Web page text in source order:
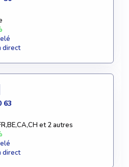
direct
63
et 2 autres
direct